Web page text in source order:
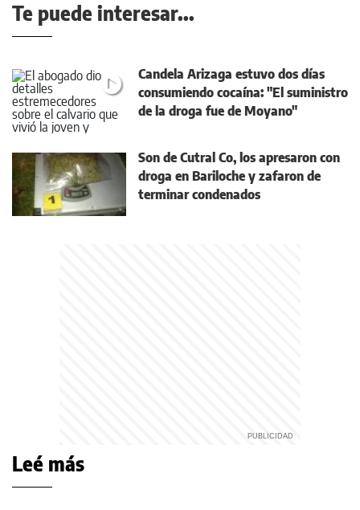
Te puede interesar...
Candela Arizaga estuvo dos días
consumiendo cocaína: "El suministro
de la droga fue de Moyano"
Son de Cutral Co, los apresaron con
droga en Bariloche y zafaron de
terminar condenados
Leé más